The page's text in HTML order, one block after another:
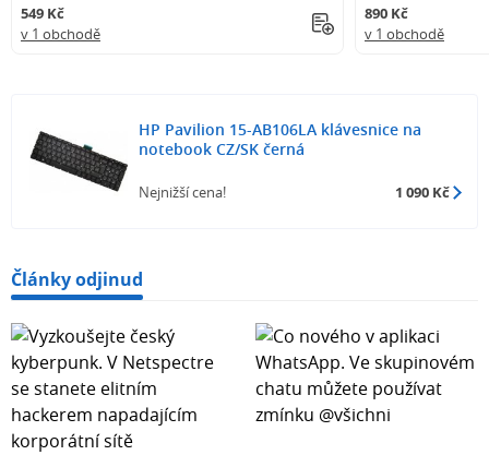
549 Kč
v 1 obchodě
890 Kč
v 1 obchodě
HP Pavilion 15-AB106LA klávesnice na
notebook CZ/SK černá
Nejnižší cena! 1 090 Kč
Články odjinud